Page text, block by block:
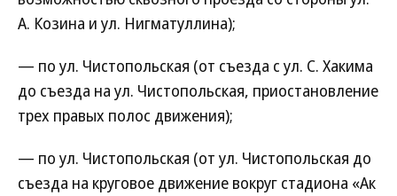
А. Козина и ул. Нигматуллина);
— по ул. Чистопольская (от съезда с ул. С. Хакима
до съезда на ул. Чистопольская, приостановление
трех правых полос движения);
— по ул. Чистопольская (от ул. Чистопольская до
съезда на круговое движение вокруг стадиона «Ак